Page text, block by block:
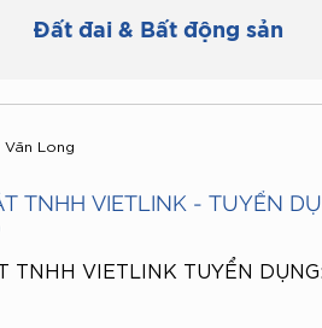
Đất đai & Bất động sản
đích sử dụng đất
TNHH VIETLINK - TUYỂN
TNHH VIETLINK TUYỂN
Văn Long